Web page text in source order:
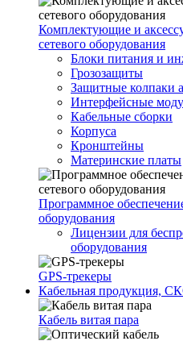
Комплектующие и
сетевого оборудования
Блоки питания и
Грозозащиты
Защитные колпаки
Интерфейсные
Кабельные сборки
Корпуса
Кронштейны
Материнские платы
Программное
оборудования
Лицензии для
оборудования
GPS-трекеры
Кабельная продукция,
Кабель витая пара